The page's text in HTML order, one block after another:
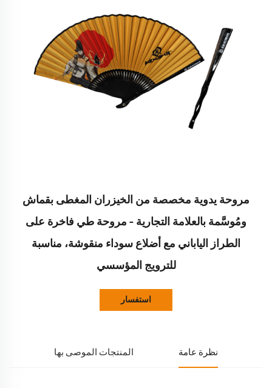
مروحة يدوية مخصصة من الخيزران المغطى بقماش
ومُوسَّمة بالعلامة التجارية – مروحة طي فاخرة على
الطراز الياباني مع أضلاع سوداء منقوشة، مناسبة
للترويج المؤسسي
استفسار
نظرة عامة المنتجات الموصى بها